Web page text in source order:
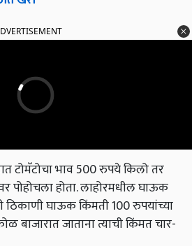
टोमॅटोचा भाव 500 रुपये किलो तर
पोहोचला होता. लाहोरमधील घाऊक
ठिकाणी घाऊक किंमती 100 रुपयांच्या
जाताना त्याची किंमत चार-